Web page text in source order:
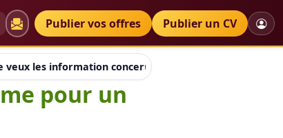
Diplômes Petites annonces
Publier vos offres Publier un CV
veux les information concernant le role de la femme
pour un